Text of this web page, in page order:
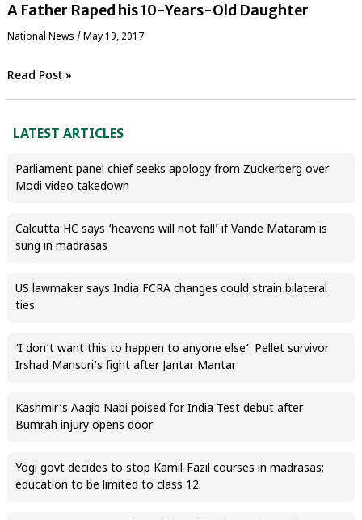
A Father Raped his 10-Years-Old Daughter
National News / May 19, 2017
Read Post »
LATEST ARTICLES
Parliament panel chief seeks apology from Zuckerberg over
Modi video takedown
Calcutta HC says ‘heavens will not fall’ if Vande Mataram is
sung in madrasas
US lawmaker says India FCRA changes could strain bilateral
ties
‘I don’t want this to happen to anyone else’: Pellet survivor
Irshad Mansuri’s fight after Jantar Mantar
Kashmir’s Aaqib Nabi poised for India Test debut after
Bumrah injury opens door
Yogi govt decides to stop Kamil-Fazil courses in madrasas;
education to be limited to class 12.